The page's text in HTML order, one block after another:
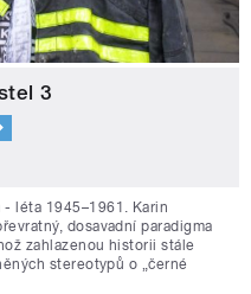
3
- léta 1945–1961. Karin
dosavadní paradigma
zahlazenou historii stále
stereotypů o „černé